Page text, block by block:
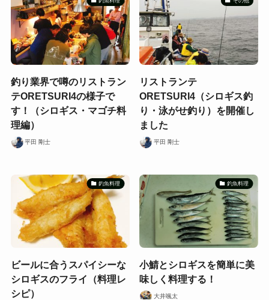
釣り業界で噂のリストラン
テORETSURI4の様子で
す！（シロギス・マゴチ料
理編）
平田 剛士
リストランテ
ORETSURI4（シロギス釣
り・泳がせ釣り）を開催し
ました
平田 剛士
釣魚料理
ビールに合うスパイシーな
シロギスのフライ（料理レ
シピ）
釣魚料理
小鯖とシロギスを簡単に美
味しく料理する！
大井颯太